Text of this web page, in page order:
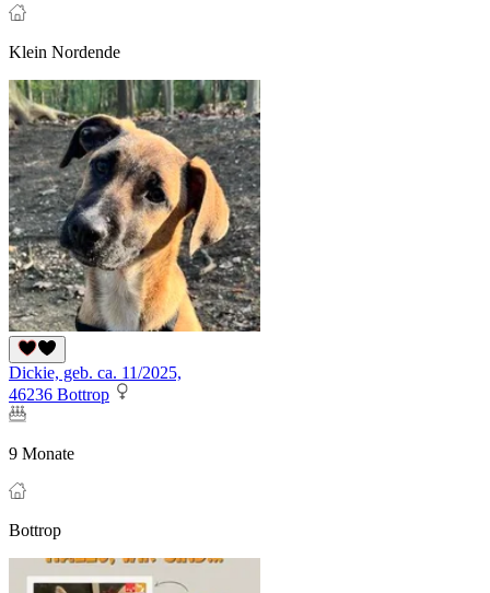
Klein Nordende
Dickie, geb. ca. 11/2025,
46236 Bottrop
9 Monate
Bottrop